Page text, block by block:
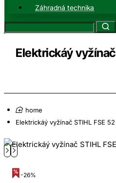
Záhradná technika
Elektrickáý vyžínač
home
Elektrickáý vyžínač STIHL FSE 52
-26%